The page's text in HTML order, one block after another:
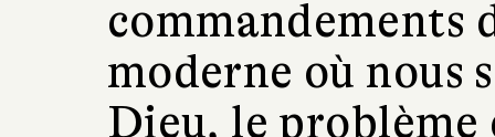
commandements
moderne où nous
Dieu, le problème